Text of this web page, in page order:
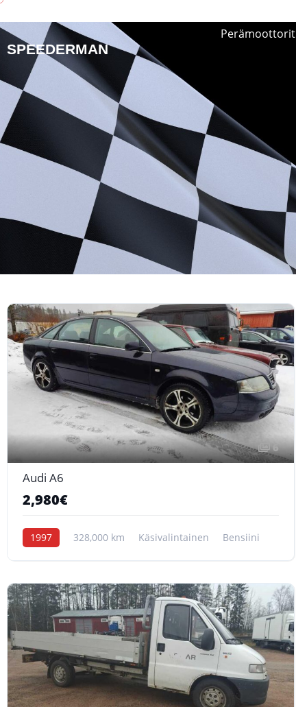
SPEEDERMAN
Perämoottorit
6
Audi A6
2,980€
1997 328,000 km Käsivalintainen Bensiini